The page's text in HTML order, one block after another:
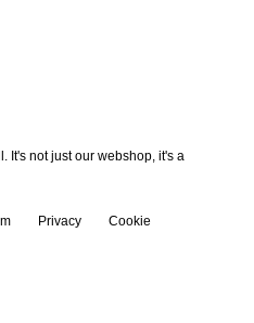
It's not just our webshop, it's a
Privacy Cookie